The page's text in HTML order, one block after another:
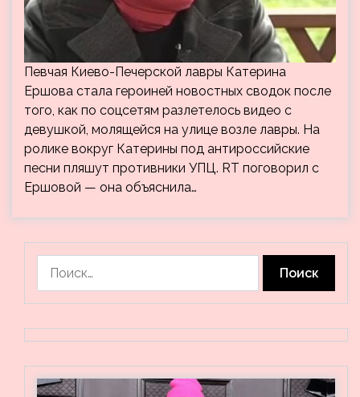
Певчая Киево-Печерской лавры Катерина
Ершова стала героиней новостных сводок после
того, как по соцсетям разлетелось видео с
девушкой, молящейся на улице возле лавры. На
ролике вокруг Катерины под антироссийские
песни пляшут противники УПЦ. RT поговорил с
Ершовой — она объяснила…